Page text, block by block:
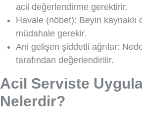
acil değerlendirme gerektirir.
Havale (nöbet): Beyin kaynaklı
müdahale gerekir.
Ani gelişen şiddetli ağrılar:
tarafından değerlendirilir.
Acil Serviste
Nelerdir?